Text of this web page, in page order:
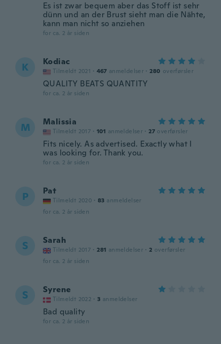
Es ist zwar bequem aber das Stoff ist sehr
dünn und an der Brust sieht man die Nähte,
kann man nicht so anziehen
for ca. 2 år siden
K Kodiac
Tilmeldt 2021 · 467 anmeldelser · 280 overførsler
QUALITY BEATS QUANTITY
for ca. 2 år siden
M Malissia
Tilmeldt 2017 · 101 anmeldelser · 27 overførsler
Fits nicely. As advertised. Exactly what I
was looking for. Thank you.
for ca. 2 år siden
P Pat
Tilmeldt 2020 · 83 anmeldelser
for ca. 2 år siden
S Sarah
Tilmeldt 2017 · 281 anmeldelser · 2 overførsler
for ca. 2 år siden
S Syrene
Tilmeldt 2022 · 3 anmeldelser
Bad quality
for ca. 2 år siden